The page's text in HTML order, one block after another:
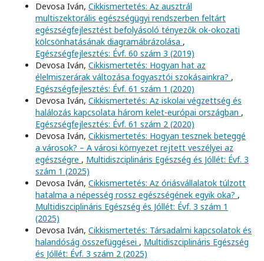
Devosa Iván, Cikkismertetés: Az ausztrál
multiszektorális egészségügyi rendszerben feltárt
egészségfejlesztést befolyásoló tényezők ok-okozati
kölcsönhatásának diagramábrázolása ,
Egészségfejlesztés: Évf. 60 szám 3 (2019)
Devosa Iván, Cikkismertetés: Hogyan hat az
élelmiszerárak változása fogyasztói szokásainkra? ,
Egészségfejlesztés: Évf. 61 szám 1 (2020)
Devosa Iván, Cikkismertetés: Az iskolai végzettség és
halálozás kapcsolata három kelet-európai országban ,
Egészségfejlesztés: Évf. 61 szám 2 (2020)
Devosa Iván, Cikkismertetés: Hogyan tesznek beteggé
a városok? – A városi környezet rejtett veszélyei az
egészségre , Multidiszciplináris Egészség és Jóllét: Évf. 3
szám 1 (2025)
Devosa Iván, Cikkismertetés: Az óriásvállalatok túlzott
hatalma a népesség rossz egészségének egyik oka? ,
Multidiszciplináris Egészség és Jóllét: Évf. 3 szám 1
(2025)
Devosa Iván, Cikkismertetés: Társadalmi kapcsolatok és
halandóság összefüggései , Multidiszciplináris Egészség
és Jóllét: Évf. 3 szám 2 (2025)